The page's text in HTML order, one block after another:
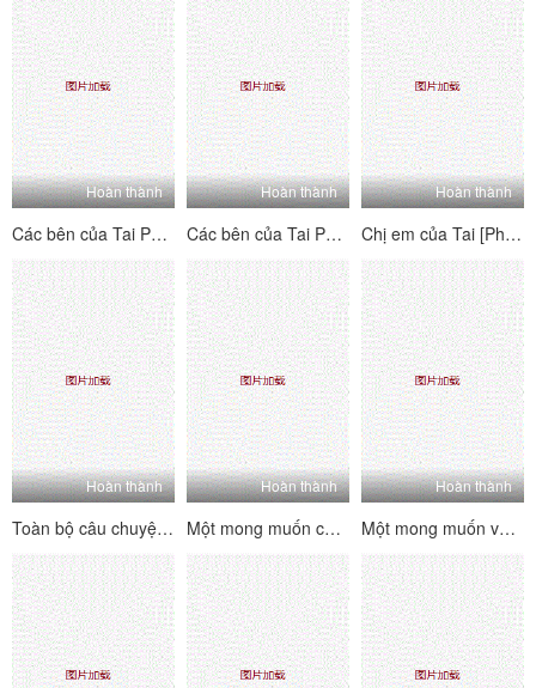
Hoàn thành
Các bên của Tai PK House's Tai's Sides [2] Vui vẻ và hai mặt ~ Kiểm tra trang web để xem mỗi người chơi B-Showers của B-Players ~ Lolita hét lên, đam mê và hung dữ!
Hoàn thành
Các bên của Tai PK House's Tai's Sides [1] Vui vẻ và hai mặt ~ Kiểm tra trang nơi bạn có thể thấy từng người chơi chữ B của người chơi la hét, đam mê và hung dữ!
Hoàn thành
Chị em của Tai [Phiên bản quyến rũ nhảy khỏa thân] Một tình yêu dâm dục siêu nhiều người, một cái nhìn siêu đa dạng với mức độ khó khăn cao
Hoàn thành
Toàn bộ câu chuyện về sự hồi hộp hài hước của một người bạn 3p [1] ấm lòng, thở dài, đĩ và đĩ
Hoàn thành
Một mong muốn cho mong muốn [Phần 2] phụ nữ trưởng thành không phải là một con người nói chung, và rất tinh tế và thực hiện các kỹ thuật tình dục.
Hoàn thành
Một mong muốn về tình dục [Phần 1] Phụ nữ trưởng thành không phải là một con người nói chung, và cực kỳ lành nghề trong việc thực hiện kỹ thuật tình dục